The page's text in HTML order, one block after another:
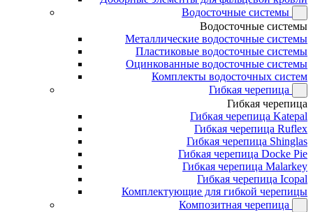
Водосточные системы
Водосточные системы
Металлические водосточные системы
Пластиковые водосточные системы
Оцинкованные водосточные системы
Комплекты водосточных систем
Гибкая черепица
Гибкая черепица
Гибкая черепица Katepal
Гибкая черепица Ruflex
Гибкая черепица Shinglas
Гибкая черепица Docke Pie
Гибкая черепица Malarkey
Гибкая черепица Icopal
Комплектующие для гибкой черепицы
Композитная черепица